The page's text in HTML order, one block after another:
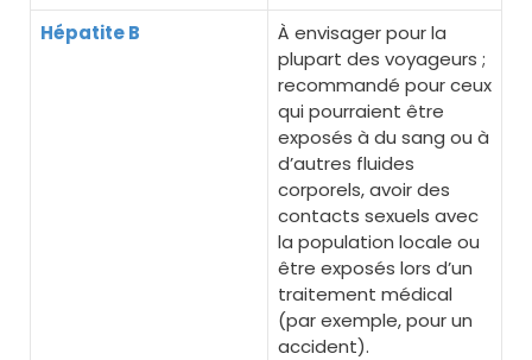
Hépatite B
À envisager pour la
plupart des voyageurs ;
recommandé pour ceux
qui pourraient être
exposés à du sang ou à
d’autres fluides
corporels, avoir des
contacts sexuels avec
la population locale ou
être exposés lors d’un
traitement médical
(par exemple, pour un
accident).